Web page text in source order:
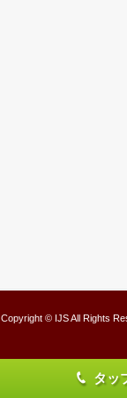
Copyright © IJS All Rights
タッ